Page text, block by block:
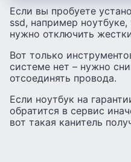
Если вы пробуете
ssd, например
нужно отключить
Вот только
системе нет – нужно
отсоединять провода.
Если ноутбук на
обратится в сервис
вот такая канитель